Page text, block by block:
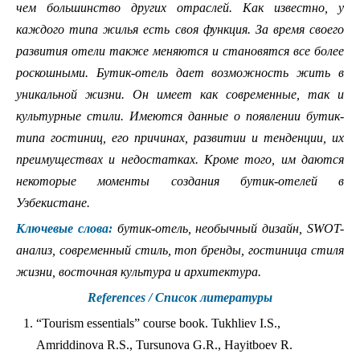
чем большинство других отраслей. Как известно, у
каждого типа жилья есть своя функция. За время своего
развития отели также меняются и становятся все более
роскошными. Бутик-отель дает возможность жить в
уникальной жизни. Он имеет как современные, так и
культурные стили. Имеются данные о появлении бутик-
типа гостиниц, его причинах, развитии и тенденции, их
преимуществах и недостатках. Кроме того, им даются
некоторые моменты создания бутик-отелей в
Узбекистане.
Ключевые слова:бутик-отель, необычный дизайн, SWOT-
анализ, современный стиль, топ бренды, гостиница стиля
жизни, восточная культура и архитектура.
References / Список литературы
“Tourism essentials” course book. Tukhliev I.S.,
Amriddinova R.S., Tursunova G.R., Hayitboev R.